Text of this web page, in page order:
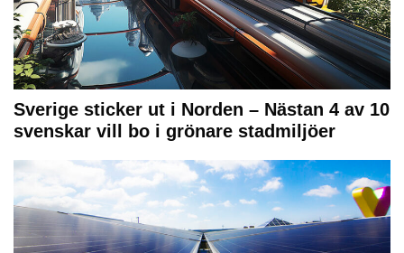
Sverige sticker ut i Norden – Nästan 4 av 10
svenskar vill bo i grönare stadmiljöer